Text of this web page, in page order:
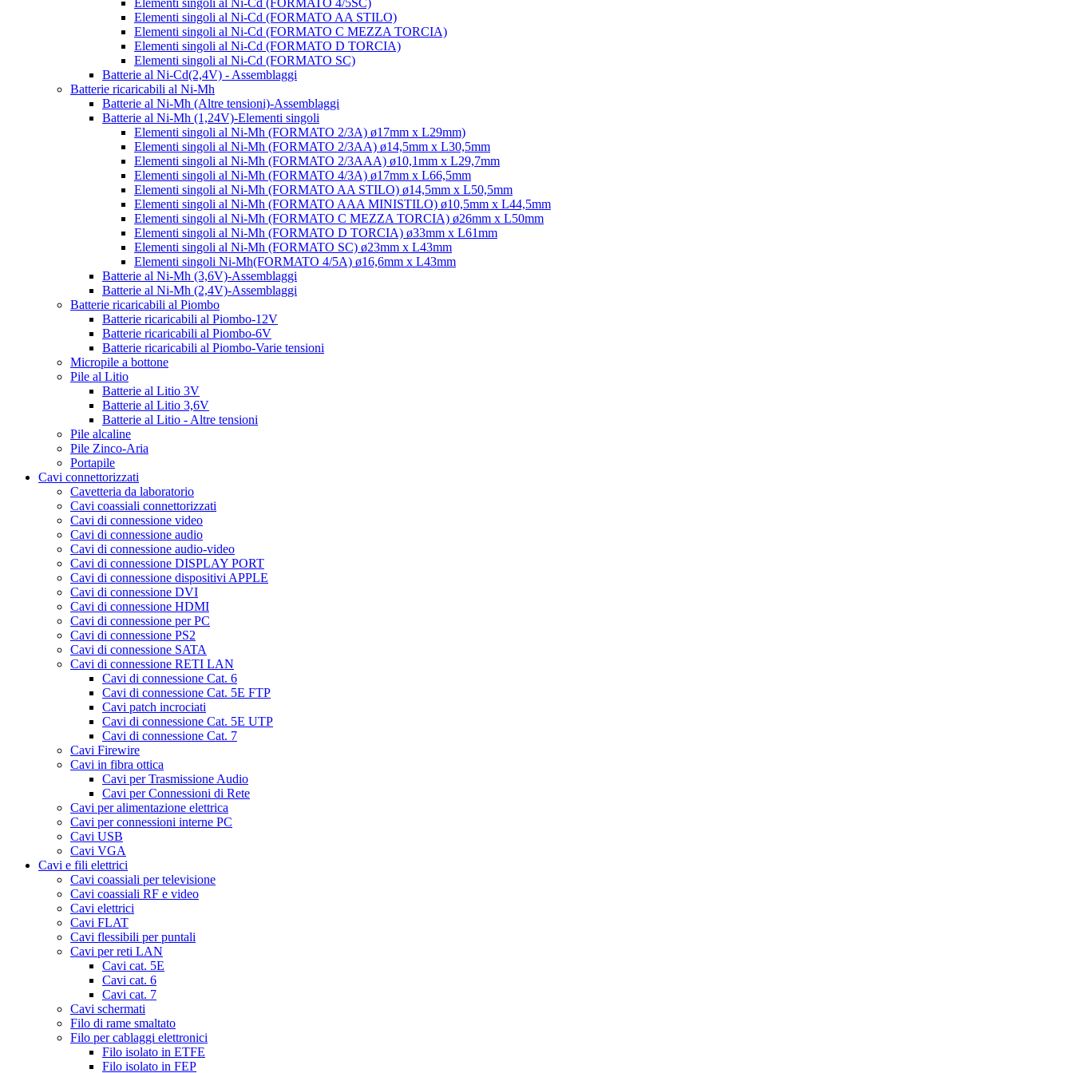
Elementi singoli al Ni-Cd (FORMATO AA STILO)
Elementi singoli al Ni-Cd (FORMATO C MEZZA TORCIA)
Elementi singoli al Ni-Cd (FORMATO D TORCIA)
Elementi singoli al Ni-Cd (FORMATO SC)
Batterie al Ni-Cd(2,4V) - Assemblaggi
Batterie ricaricabili al Ni-Mh
Batterie al Ni-Mh (Altre tensioni)-Assemblaggi
Batterie al Ni-Mh (1,24V)-Elementi singoli
Elementi singoli al Ni-Mh (FORMATO 2/3A) ø17mm x L29mm)
Elementi singoli al Ni-Mh (FORMATO 2/3AA) ø14,5mm x L30,5mm
Elementi singoli al Ni-Mh (FORMATO 2/3AAA) ø10,1mm x L29,7mm
Elementi singoli al Ni-Mh (FORMATO 4/3A) ø17mm x L66,5mm
Elementi singoli al Ni-Mh (FORMATO AA STILO) ø14,5mm x L50,5mm
Elementi singoli al Ni-Mh (FORMATO AAA MINISTILO) ø10,5mm x L44,5mm
Elementi singoli al Ni-Mh (FORMATO C MEZZA TORCIA) ø26mm x L50mm
Elementi singoli al Ni-Mh (FORMATO D TORCIA) ø33mm x L61mm
Elementi singoli al Ni-Mh (FORMATO SC) ø23mm x L43mm
Elementi singoli Ni-Mh(FORMATO 4/5A) ø16,6mm x L43mm
Batterie al Ni-Mh (3,6V)-Assemblaggi
Batterie al Ni-Mh (2,4V)-Assemblaggi
Batterie ricaricabili al Piombo
Batterie ricaricabili al Piombo-12V
Batterie ricaricabili al Piombo-6V
Batterie ricaricabili al Piombo-Varie tensioni
Micropile a bottone
Pile al Litio
Batterie al Litio 3V
Batterie al Litio 3,6V
Batterie al Litio - Altre tensioni
Pile alcaline
Pile Zinco-Aria
Portapile
Cavi connettorizzati
Cavetteria da laboratorio
Cavi coassiali connettorizzati
Cavi di connessione video
Cavi di connessione audio
Cavi di connessione audio-video
Cavi di connessione DISPLAY PORT
Cavi di connessione dispositivi APPLE
Cavi di connessione DVI
Cavi di connessione HDMI
Cavi di connessione per PC
Cavi di connessione PS2
Cavi di connessione SATA
Cavi di connessione RETI LAN
Cavi di connessione Cat. 6
Cavi di connessione Cat. 5E FTP
Cavi patch incrociati
Cavi di connessione Cat. 5E UTP
Cavi di connessione Cat. 7
Cavi Firewire
Cavi in fibra ottica
Cavi per Trasmissione Audio
Cavi per Connessioni di Rete
Cavi per alimentazione elettrica
Cavi per connessioni interne PC
Cavi USB
Cavi VGA
Cavi e fili elettrici
Cavi coassiali per televisione
Cavi coassiali RF e video
Cavi elettrici
Cavi FLAT
Cavi flessibili per puntali
Cavi per reti LAN
Cavi cat. 5E
Cavi cat. 6
Cavi cat. 7
Cavi schermati
Filo di rame smaltato
Filo per cablaggi elettronici
Filo isolato in ETFE
Filo isolato in FEP